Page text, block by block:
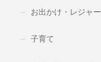
お出かけ・レジャー
子育て